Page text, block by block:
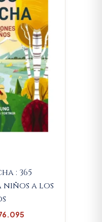
: 365
niños a los